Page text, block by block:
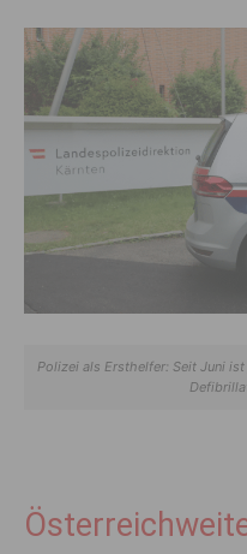
Polizei als Ersthelfer: Seit Juni